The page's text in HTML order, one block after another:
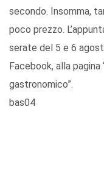
secondo. Insomma,
poco prezzo.
serate del 5 e 6
Facebook, alla
gastronomico”.
bas04